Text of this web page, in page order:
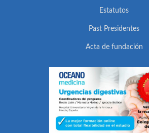
Estatutos
Past Presidentes
Acta de fundación